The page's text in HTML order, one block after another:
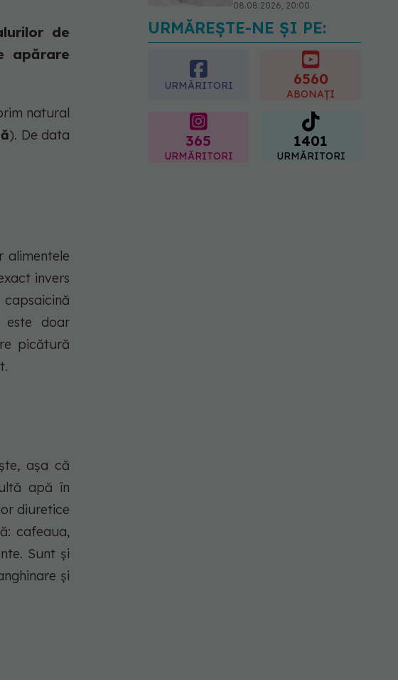
de
apărare
natural
). De data
alimentele
invers
este doar
picătură
așa că
apă în
diuretice
cafeaua,
Sunt și
și
08.08.2026, 20:00
Cum folosești uleiul
esențial de rozmarin
pentru a opri căderea
09.08.2026, 11:00
URMĂREȘTE-NE ȘI PE:
URMĂRITORI 6560
ABONAȚI
365
URMĂRITORI
1401
URMĂRITORI